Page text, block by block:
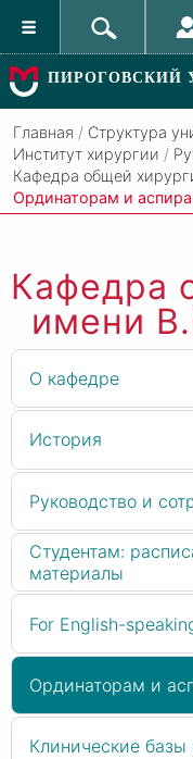
ПИРОГОВСКИЙ
Главная / Структура
Институт хирургии /
Кафедра общей
Ординаторам и
Кафедра
имени
О кафедре
История
Руководство и
Студентам:
материалы
For English-
Ординаторам и
Клинические базы